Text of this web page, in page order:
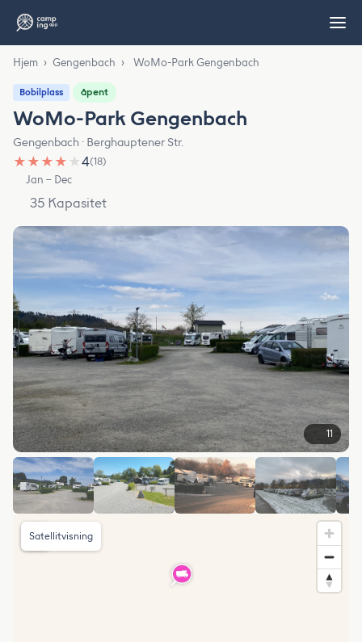
Hjem › Gengenbach › WoMo-Park Gengenbach
Bobilplass åpent
WoMo-Park Gengenbach
Gengenbach · Berghauptener Str.
★ ★ ★ ★ ★4(18)
Jan – Dec
35 Kapasitet
11
Satellitvisning